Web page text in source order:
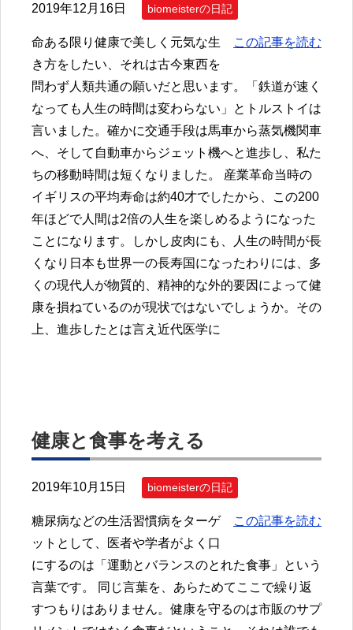
2019年12月16日 biomeisterの日記
この記事を読む
命ある限り健康で美しく元気な生
き方をしたい、それは古今東西を
問わず人類共通の願いだと思います。「鉄道が速く
なっても人生の時間は変わらない」とトルストイは
言いました。確かに交通手段は馬車から蒸気機関車
へ、そして自動車からジェット機へと進歩し、私た
ちの移動時間は短くなりました。 産業革命当時の
イギリスの平均寿命は約40才でしたから、この200
年ほどで人間は2倍の人生を楽しめるようになった
ことになります。しかし皮肉にも、人生の時間が長
くなり日本も世界一の長寿国になったわりには、多
くの現代人が物質的、精神的な外的要因によって健
康を損ねているのが現状ではないでしょうか。その
上、進歩したとは言え近代医学に
健康と食事を考える
2019年10月15日 biomeisterの日記
この記事を読む
糖尿病などの生活習慣病をターゲ
ットとして、医者や学者がよく口
にするのは「運動とバランスのとれた食事」という
言葉です。 同じ言葉を、あらためてここで繰り返
すつもりはありません。健康を守るのは市販のサプ